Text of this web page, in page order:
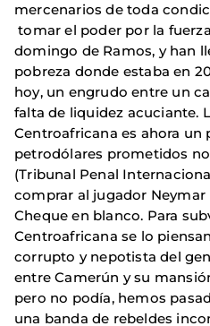
mercenarios de toda
tomar el poder por la
domingo de Ramos, y han
pobreza donde estaba en
hoy, un engrudo entre un
falta de liquidez acuciante.
Centroafricana es ahora un
petrodólares prometidos
(Tribunal Penal
comprar al jugador Neymar
Cheque en blanco. Para
Centroafricana se lo
corrupto y nepotista del
entre Camerún y su
pero no podía, hemos
una banda de rebeldes